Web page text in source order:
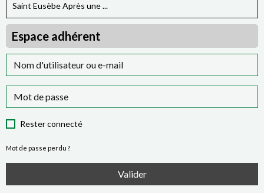
Saint Eusèbe Après une ...
Espace adhérent
Rester connecté
Mot de passe perdu ?
Valider